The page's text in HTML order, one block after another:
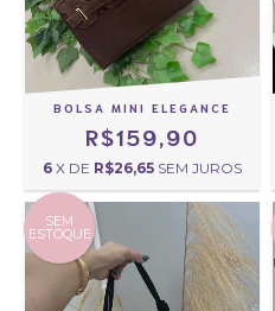
BOLSA MINI ELEGANCE
R$159,90
6 X DE R$26,65 SEM JUROS
SEM
ESTOQUE